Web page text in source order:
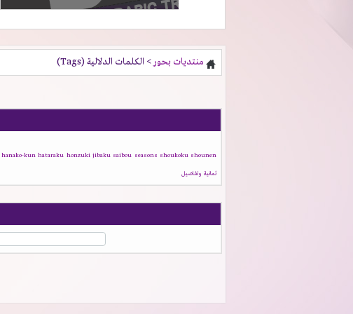
منتديات بحور > الكلمات الدلالية (Tags)
hanako-kun hataraku honzuki jibaku saibou seasons shoukoku shounen
ثمانية وتفاصيل